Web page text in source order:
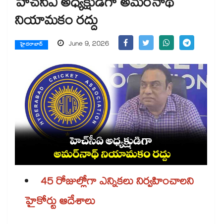
హెచ్‌‌సీఏ అధ్యక్షుడిగా అమర్‌‌నాథ్‌‌
నియామకం రద్దు
హైదరాబాద్ June 9, 2026
45 రోజుల్లోగా ఎన్నికలు నిర్వహించాలని
హైకోర్టు ఆదేశాలు